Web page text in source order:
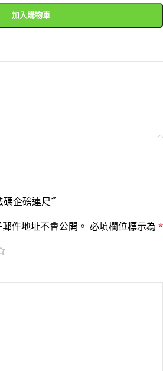
加入購物車
企磅連尺”
件地址不會公開。 必填欄位標示為 *